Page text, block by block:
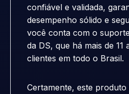
confiável e validada,
desempenho sólido e
você conta com o
da DS, que há mais de 11
clientes em todo o Brasil.
Certamente, este